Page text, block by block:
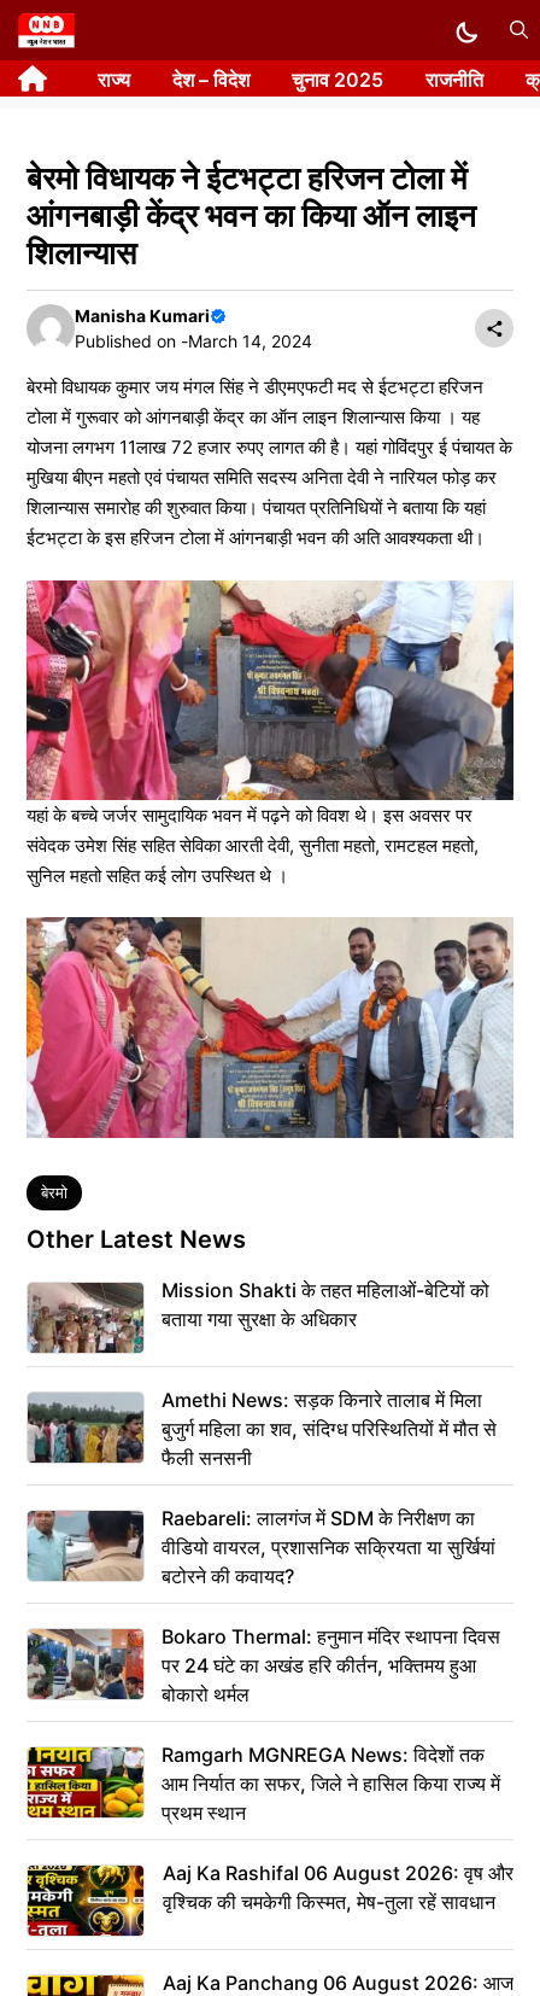
Skip
to
content राज्य देश – विदेश चुनाव 2025 राजनीति
बेरमो विधायक ने ईटभट्टा हरिजन टोला में
आंगनबाड़ी केंद्र भवन का किया ऑन लाइन
शिलान्यास
Manisha Kumari
Published on -March 14, 2024
बेरमो विधायक कुमार जय मंगल सिंह ने डीएमएफटी मद से ईटभट्टा हरिजन
टोला में गुरूवार को आंगनबाड़ी केंद्र का ऑन लाइन शिलान्यास किया । यह
योजना लगभग 11लाख 72 हजार रुपए लागत की है। यहां गोविंदपुर ई पंचायत के
मुखिया बीएन महतो एवं पंचायत समिति सदस्य अनिता देवी ने नारियल फोड़ कर
शिलान्यास समारोह की शुरुवात किया। पंचायत प्रतिनिधियों ने बताया कि यहां
ईटभट्टा के इस हरिजन टोला में आंगनबाड़ी भवन की अति आवश्यकता थी।
यहां के बच्चे जर्जर सामुदायिक भवन में पढ़ने को विवश थे। इस अवसर पर
संवेदक उमेश सिंह सहित सेविका आरती देवी, सुनीता महतो, रामटहल महतो,
सुनिल महतो सहित कई लोग उपस्थित थे ।
Tags
बेरमो
Other Latest News
Mission Shakti के तहत महिलाओं-बेटियों को
बताया गया सुरक्षा के अधिकार
Amethi News: सड़क किनारे तालाब में मिला
बुजुर्ग महिला का शव, संदिग्ध परिस्थितियों में मौत से
फैली सनसनी
Raebareli: लालगंज में SDM के निरीक्षण का
वीडियो वायरल, प्रशासनिक सक्रियता या सुर्खियां
बटोरने की कवायद?
Bokaro Thermal: हनुमान मंदिर स्थापना दिवस
पर 24 घंटे का अखंड हरि कीर्तन, भक्तिमय हुआ
बोकारो थर्मल
Ramgarh MGNREGA News: विदेशों तक
आम निर्यात का सफर, जिले ने हासिल किया राज्य में
प्रथम स्थान
Aaj Ka Rashifal 06 August 2026: वृष और
वृश्चिक की चमकेगी किस्मत, मेष-तुला रहें सावधान
Aaj Ka Panchang 06 August 2026: आज